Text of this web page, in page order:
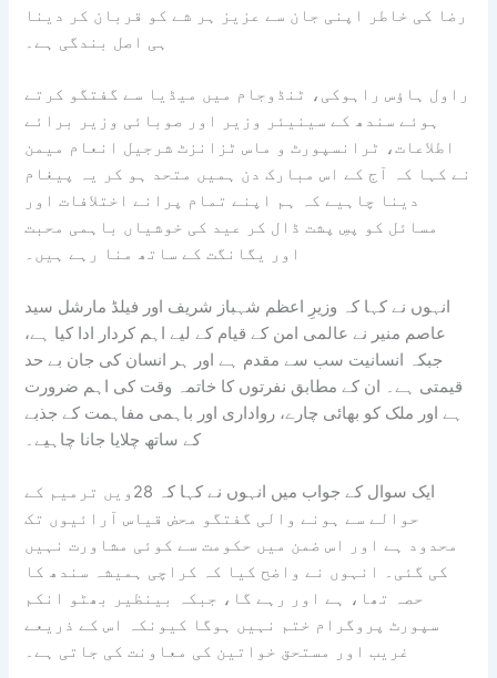
رضا کی خاطر اپنی جان سے عزیز ہر شے کو قربان کر دینا
ہی اصل بندگی ہے۔
راول ہاؤس راہوکی، ٹنڈوجام میں میڈیا سے گفتگو کرتے
ہوئے سندھ کے سینیئر وزیر اور صوبائی وزیر برائے
اطلاعات، ٹرانسپورٹ و ماس ٹزانزٹ شرجیل انعام میمن
نے کہا کہ آج کے اس مبارک دن ہمیں متحد ہو کر یہ پیغام
دینا چاہیے کہ ہم اپنے تمام پرانے اختلافات اور
مسائل کو پسِ پشت ڈال کر عید کی خوشیاں باہمی محبت
اور یگانگت کے ساتھ منا رہے ہیں۔
انہوں نے کہا کہ وزیرِ اعظم شہباز شریف اور فیلڈ مارشل سید
عاصم منیر نے عالمی امن کے قیام کے لیے اہم کردار ادا کیا ہے،
جبکہ انسانیت سب سے مقدم ہے اور ہر انسان کی جان بے حد
قیمتی ہے۔ ان کے مطابق نفرتوں کا خاتمہ وقت کی اہم ضرورت
ہے اور ملک کو بھائی چارے، رواداری اور باہمی مفاہمت کے جذبے
کے ساتھ چلایا جانا چاہیے۔
ایک سوال کے جواب میں انہوں نے کہا کہ 28ویں ترمیم کے
حوالے سے ہونے والی گفتگو محض قیاس آرائیوں تک
محدود ہے اور اس ضمن میں حکومت سے کوئی مشاورت نہیں
کی گئی۔ انہوں نے واضح کیا کہ کراچی ہمیشہ سندھ کا
حصہ تھا، ہے اور رہے گا، جبکہ بینظیر بھٹو انکم
سپورٹ پروگرام ختم نہیں ہوگا کیونکہ اس کے ذریعے
غریب اور مستحق خواتین کی معاونت کی جاتی ہے۔